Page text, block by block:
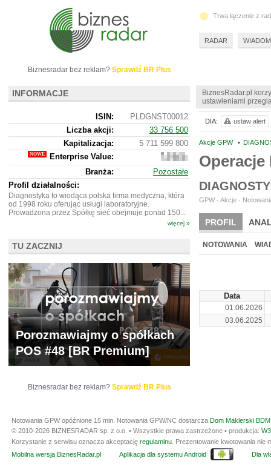
BiznesRadar.pl
ustawieniami
Akcje GPW •
Operacje
GPW - Akcje -
PROFIL
WYCENA BR
NOTOWANIA
Data
01.06.2026
03.06.2025
DIA: ustaw alert
Biznesradar bez reklam? Sprawdź BR Plus
INFORMACJE
ISIN:
PLDGNST00012
Liczba akcji:
33 756 500
Kapitalizacja:
5 711 599 800
Enterprise Value:
6
781
859
Branża:
Pozostałe
Profil działalności:
Diagnostyka to wiodąca polska firma medyczna, która
od 1998 roku oferując usługi laboratoryjne.
Prowadzona przez Spółkę sieć obejmuje ponad 150...
więcej »
TU ZACZNIJ
Porozmawiajmy o spółkach
POS #48 [BR Premium]
Biznesradar bez reklam? Sprawdź BR Plus
Trwa łączenie z
RADAR
Notowania GPW opóźnione 15 min. Notowania GPW/NC dostarcza Dom Maklerski
© 2010-2026 BIZNESRADAR sp. z o.o. • Wszystkie prawa zastrzeżone • produkcja:
Korzystanie z serwisu oznacza akceptację regulaminu . Prezentowanie kwotowania
Mobilna wersja BiznesRadar.pl
Aplikacja dla systemu Android Dla